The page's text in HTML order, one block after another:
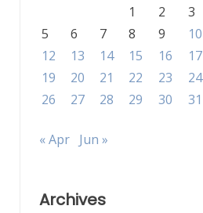
1
2 3
5
6 7 8 9 10
12
13 14 15 16 17
19
20 21 22 23 24
26
27 28 29 30 31
« Apr Jun »
Archives